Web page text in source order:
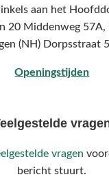
aan het
20 Middenweg 57A,
(NH) Dorpsstraat
Openingstijden
vragen
bericht stuurt.